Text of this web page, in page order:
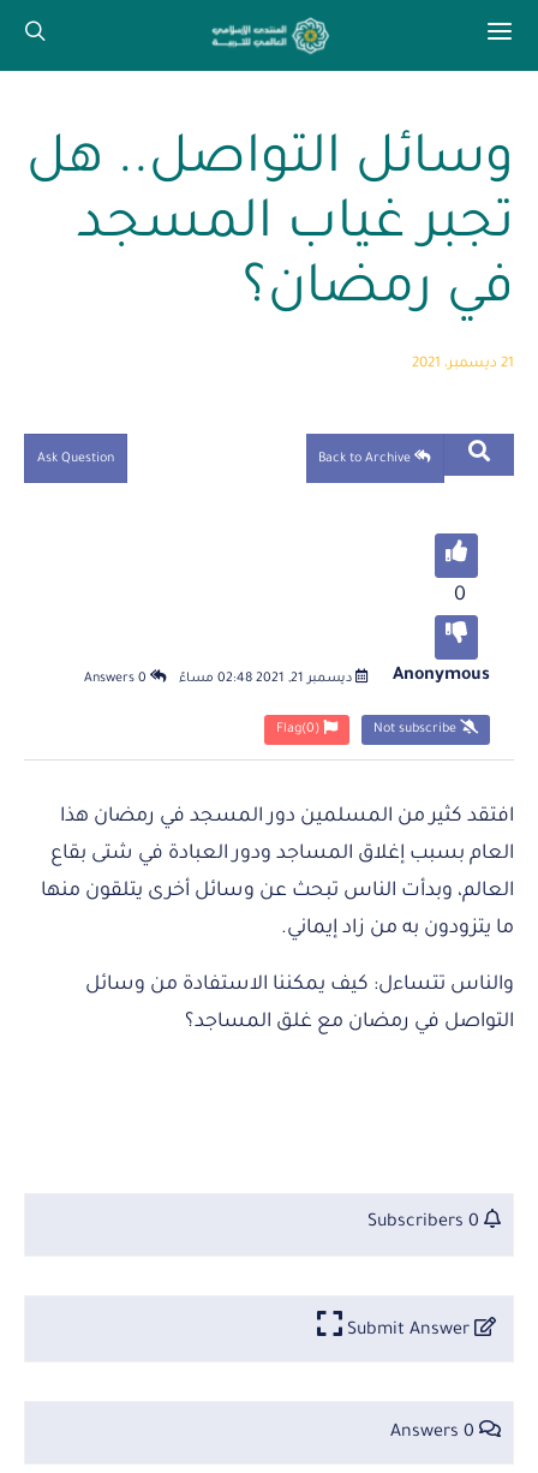
وسائل التواصل.. هل
تجبر غياب المسجد
في رمضان؟
21 ديسمبر، 2021
Ask Question
0
Anonymous ديسمبر 21, 2021 02:48 مساءً
Flag(0)
افتقد كثير من المسلمين دور المسجد في رمضان هذا
العام بسبب إغلاق المساجد ودور العبادة في شتى بقاع
العالم، وبدأت الناس تبحث عن وسائل أخرى يتلقون منها
ما يتزودون به من زاد إيماني.
والناس تتساءل: كيف يمكننا الاستفادة من وسائل
التواصل في رمضان مع غلق المساجد؟